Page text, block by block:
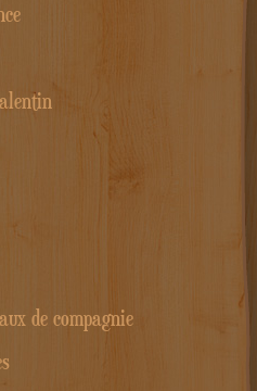
de compagnie